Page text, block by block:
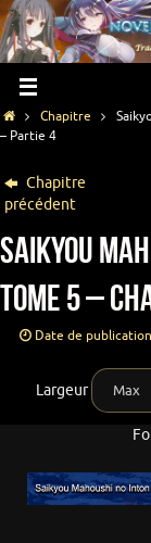
Chapitre
– Partie 4
Chapitre
précédent
Saikyou
Tome 5 –
Date de
Largeur